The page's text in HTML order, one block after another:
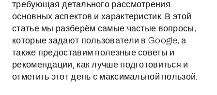
требующая детального рассмотрения
основных аспектов и характеристик. В этой
статье мы разберём самые частые вопросы,
которые задают пользователи в Google, а
также предоставим полезные советы и
рекомендации, как лучше подготовиться и
отметить этот день с максимальной пользой.